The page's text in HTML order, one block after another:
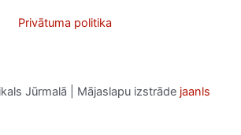
Privātuma politika
Jūrmalā | Mājaslapu izstrāde jaanls